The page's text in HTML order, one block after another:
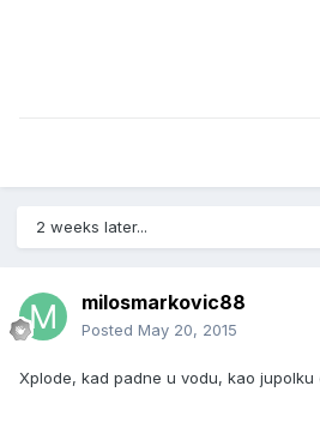
2 weeks later...
milosmarkovic88
Posted May 20, 2015
Xplode, kad padne u vodu, kao jupolku